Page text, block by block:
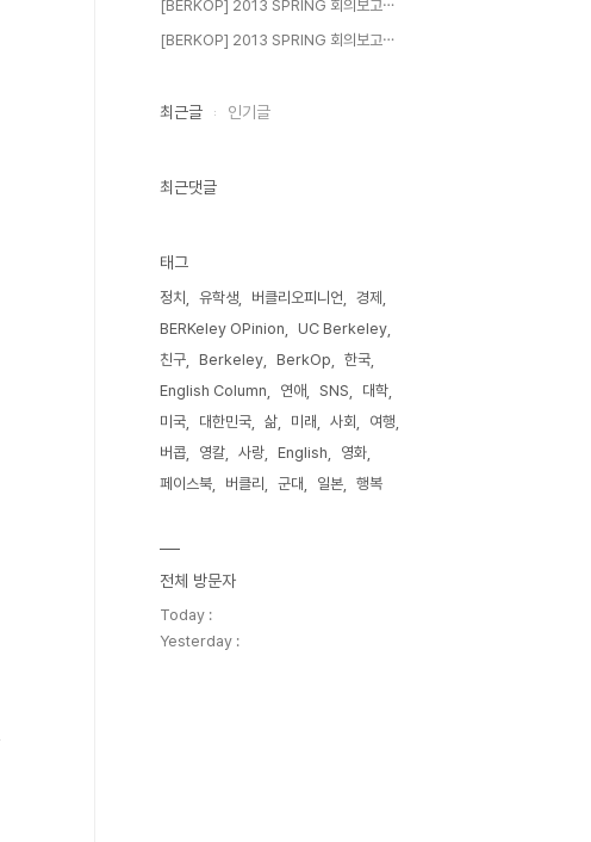
[BERKOP] 2013 SPRING 회의보고⋯
[BERKOP] 2013 SPRING 회의보고⋯
최근글 인기글
최근댓글
태그
정치 유학생 버클리오피니언
경제
BERKeley OPinion
UC Berkeley
친구
Berkeley BerkOp
한국
English Column
연애 SNS
대학
미국
대한민국 삶 미래 사회
여행
버콥
영칼 사랑 English
영화
페이스북
버클리 군대 일본 행복
전체 방문자
Today :
Yesterday :